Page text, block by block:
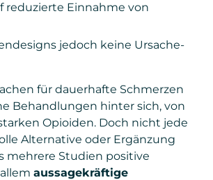
reduzierte Einnahme von
jedoch keine Ursache-
für dauerhafte Schmerzen
Behandlungen hinter sich, von
Opioiden. Doch nicht jede
Alternative oder Ergänzung
mehrere Studien positive
aussagekräftige